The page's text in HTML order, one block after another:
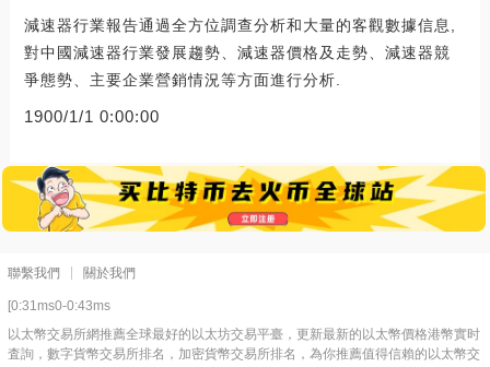
減速器行業報告通過全方位調查分析和大量的客觀數據信息,
對中國減速器行業發展趨勢、減速器價格及走勢、減速器競
爭態勢、主要企業營銷情況等方面進行分析.
1900/1/1 0:00:00
聯繫我們 關於我們
[0:31ms0-0:43ms
以太幣交易所網推薦全球最好的以太坊交易平臺，更新最新的以太幣價格港幣實时
査詢，數字貨幣交易所排名，加密貨幣交易所排名，為你推薦值得信賴的以太幣交